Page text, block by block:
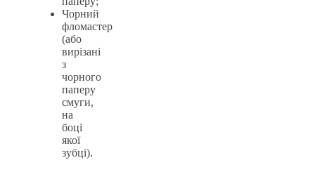
Чорний
фломастер
(або
вирізані
з
чорного
паперу
смуги,
на
боці
якої
зубці).